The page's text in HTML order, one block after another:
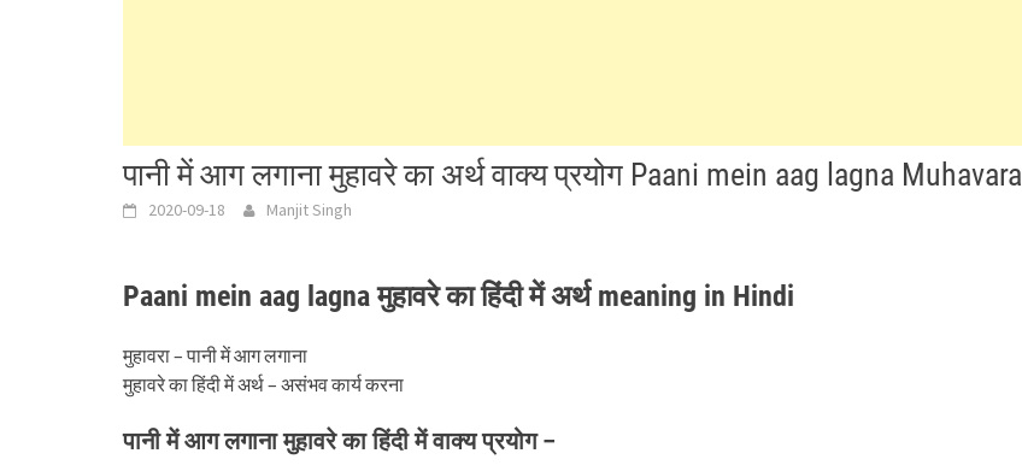
पानी में आग लगाना मुहावरे का अर्थ वाक्य प्रयोग Paani mein aag lagna Muhavara
2020-09-18 Manjit Singh
Paani mein aag lagna मुहावरे का हिंदी में अर्थ meaning in Hindi
मुहावरा – पानी में आग लगाना
मुहावरे का हिंदी में अर्थ – असंभव कार्य करना
पानी में आग लगाना मुहावरे का हिंदी में वाक्य प्रयोग –